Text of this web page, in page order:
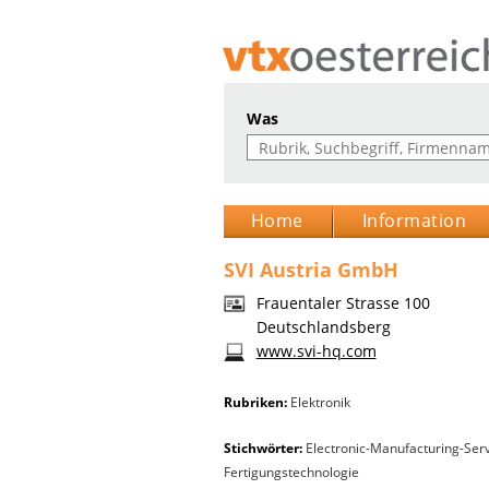
Was
Home Information
SVI Austria GmbH
Frauentaler Strasse 100
Deutschlandsberg
www.svi-hq.com
Rubriken: Elektronik
Stichwörter:Electronic-Manufacturing-
Fertigungstechnologie